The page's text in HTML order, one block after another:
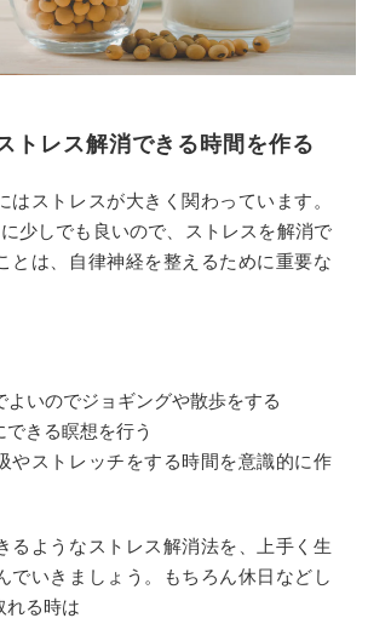
トレス解消できる時間を作る
はストレスが大きく関わっています。
少しでも良いので、ストレスを解消で
とは、自律神経を整えるために重要な
よいのでジョギングや散歩をする
できる瞑想を行う
やストレッチをする時間を意識的に作
るようなストレス解消法を、上手く生
でいきましょう。もちろん休日などし
れる時は